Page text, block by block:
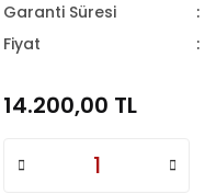
Garanti Süresi
Fiyat
14.200,00 TL